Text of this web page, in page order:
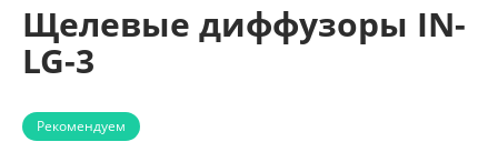
Щелевые диффузоры IN-
LG-3
Рекомендуем